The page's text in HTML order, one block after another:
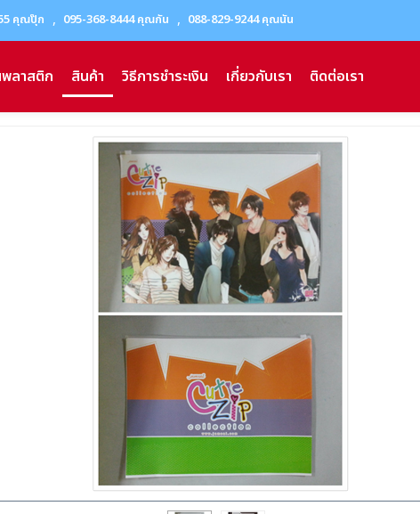
คุณปุ๊ก , 095-368-8444 คุณกัน , 088-829-9244 คุณนัน
ลาสติก สินค้า วิธีการชำระเงิน เกี่ยวกับเรา ติดต่อเรา